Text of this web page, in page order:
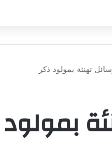
تهنئة بمولود ذكر